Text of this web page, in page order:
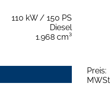
110 kW / 150 PS
Diesel
1.968 cm³
Preis: